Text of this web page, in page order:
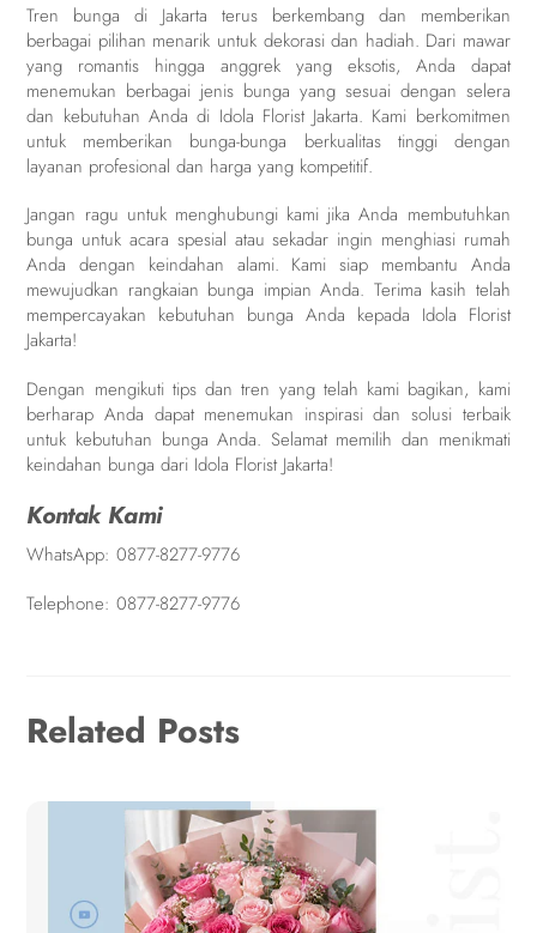
Tren bunga di Jakarta terus berkembang dan memberikan
berbagai pilihan menarik untuk dekorasi dan hadiah. Dari mawar
yang romantis hingga anggrek yang eksotis, Anda dapat
menemukan berbagai jenis bunga yang sesuai dengan selera
dan kebutuhan Anda di Idola Florist Jakarta. Kami berkomitmen
untuk memberikan bunga-bunga berkualitas tinggi dengan
layanan profesional dan harga yang kompetitif.
Jangan ragu untuk menghubungi kami jika Anda membutuhkan
bunga untuk acara spesial atau sekadar ingin menghiasi rumah
Anda dengan keindahan alami. Kami siap membantu Anda
mewujudkan rangkaian bunga impian Anda. Terima kasih telah
mempercayakan kebutuhan bunga Anda kepada Idola Florist
Jakarta!
Dengan mengikuti tips dan tren yang telah kami bagikan, kami
berharap Anda dapat menemukan inspirasi dan solusi terbaik
untuk kebutuhan bunga Anda. Selamat memilih dan menikmati
keindahan bunga dari Idola Florist Jakarta!
Kontak Kami
WhatsApp:0877-8277-9776
Telephone:0877-8277-9776
Related Posts